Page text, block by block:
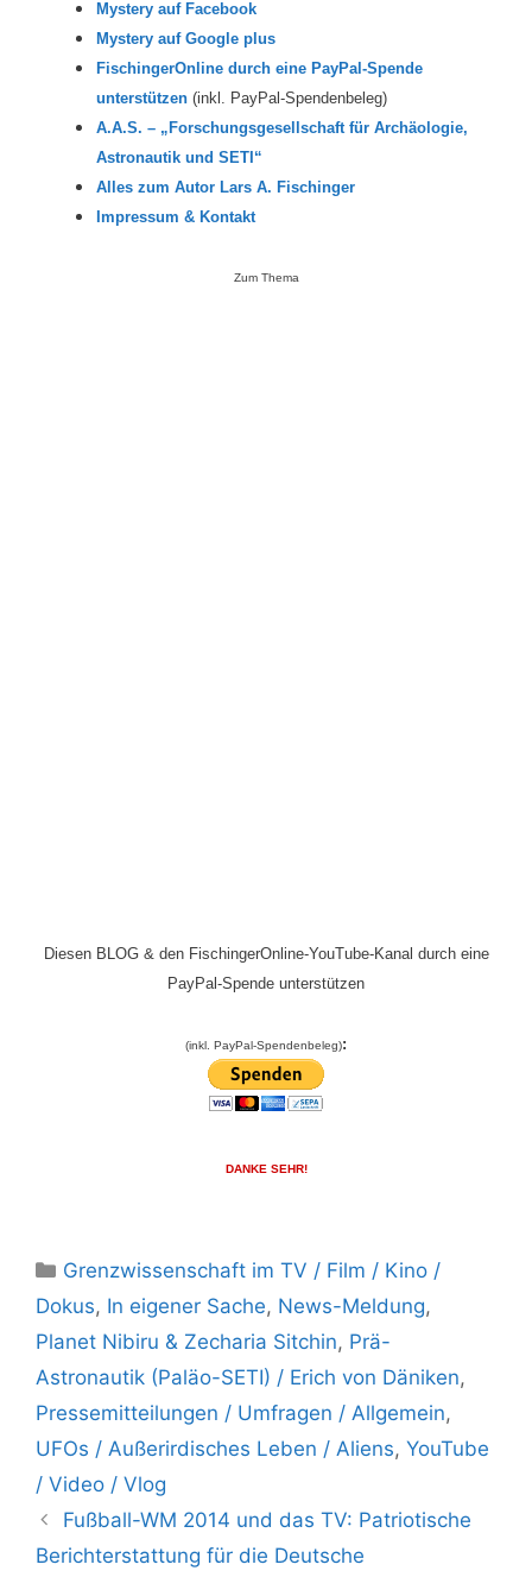
Mystery auf Facebook
Mystery auf Google plus
FischingerOnline durch eine PayPal-Spende
unterstützen (inkl. PayPal-Spendenbeleg)
A.A.S. – „Forschungsgesellschaft für Archäologie,
Astronautik und SETI“
Alles zum Autor Lars A. Fischinger
Impressum & Kontakt
Zum Thema
Diesen BLOG & den FischingerOnline-YouTube-Kanal durch eine
PayPal-Spende unterstützen
(inkl. PayPal-Spendenbeleg):
DANKE SEHR!
Kategorien
Grenzwissenschaft im TV / Film / Kino /
Dokus, In eigener Sache, News-Meldung,
Planet Nibiru & Zecharia Sitchin, Prä-
Astronautik (Paläo-SETI) / Erich von Däniken,
Pressemitteilungen / Umfragen / Allgemein,
UFOs / Außerirdisches Leben / Aliens, YouTube
/ Video / Vlog
Fußball-WM 2014 und das TV: Patriotische
Berichterstattung für die Deutsche